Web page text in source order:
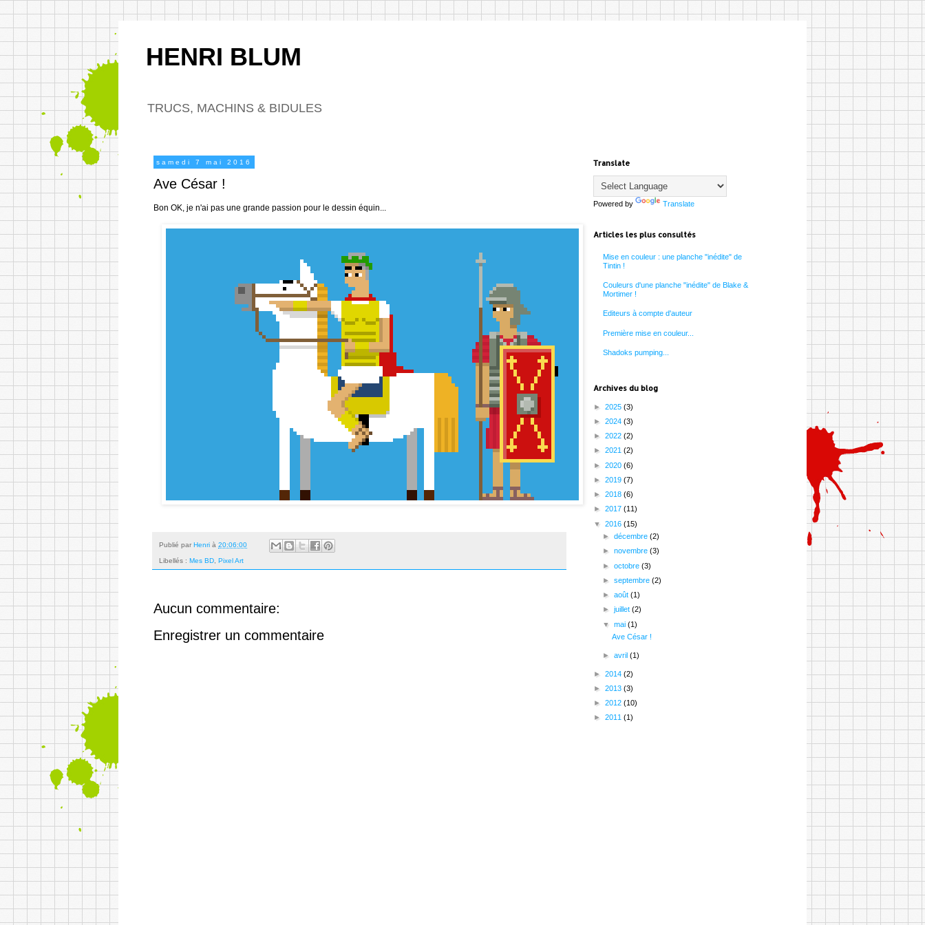
HENRI BLUM
TRUCS, MACHINS & BIDULES
samedi 7 mai 2016
Ave César !
Bon OK, je n'ai pas une grande passion pour le dessin équin...
Publié par Henri à 20:06:00
Libellés : Mes BD Pixel Art
Aucun commentaire:
Enregistrer un commentaire
Translate
Powered by Translate
Articles les plus consultés
Mise en couleur : une planche "inédite" de
Tintin !
Couleurs d'une planche "inédite" de Blake &
Mortimer !
Editeurs à compte d'auteur
Première mise en couleur...
Shadoks pumping...
Archives du blog
► 2025 (3)
► 2024 (3)
► 2022 (2)
► 2021 (2)
► 2020 (6)
► 2019 (7)
► 2018 (6)
► 2017 (11)
▼ 2016 (15)
►décembre(2)
►novembre(3)
►octobre(3)
►septembre(2)
►août(1)
►juillet(2)
▼mai(1)
Ave César !
►avril(1)
► 2014 (2)
► 2013 (3)
► 2012 (10)
► 2011 (1)